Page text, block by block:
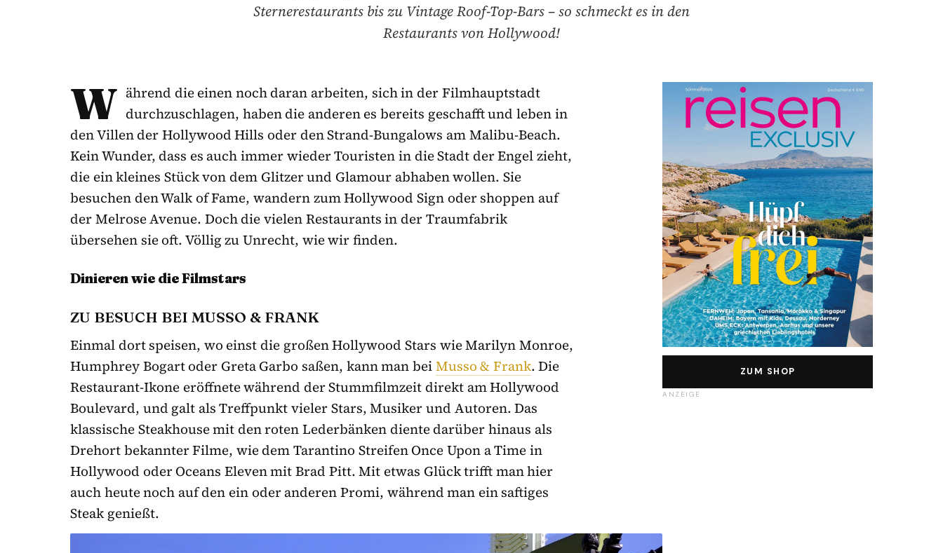
Sternerestaurants bis zu Vintage Roof-Top-Bars – so schmeckt es in den
Restaurants von Hollywood!
W ährend die einen noch daran arbeiten, sich in der Filmhauptstadt
durchzuschlagen, haben die anderen es bereits geschafft und leben in
den Villen der Hollywood Hills oder den Strand-Bungalows am Malibu-Beach.
Kein Wunder, dass es auch immer wieder Touristen in die Stadt der Engel zieht,
die ein kleines Stück von dem Glitzer und Glamour abhaben wollen. Sie
besuchen den Walk of Fame, wandern zum Hollywood Sign oder shoppen auf
der Melrose Avenue. Doch die vielen Restaurants in der Traumfabrik
übersehen sie oft. Völlig zu Unrecht, wie wir finden.
Dinieren wie die Filmstars
ZU BESUCH BEI MUSSO & FRANK
Einmal dort speisen, wo einst die großen Hollywood Stars wie Marilyn Monroe,
Humphrey Bogart oder Greta Garbo saßen, kann man beiMusso & Frank. Die
Restaurant-Ikone eröffnete während der Stummfilmzeit direkt am Hollywood
Boulevard, und galt als Treffpunkt vieler Stars, Musiker und Autoren. Das
klassische Steakhouse mit den roten Lederbänken diente darüber hinaus als
Drehort bekannter Filme, wie dem Tarantino Streifen Once Upon a Time in
Hollywood oder Oceans Eleven mit Brad Pitt. Mit etwas Glück trifft man hier
auch heute noch auf den ein oder anderen Promi, während man ein saftiges
Steak genießt.
ZUM SHOP
ANZEIGE